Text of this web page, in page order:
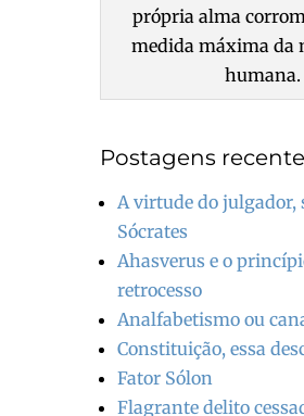
própria alma
medida máxima da
humana.
Postagens
A virtude do julgador,
Sócrates
Ahasverus e o
retrocesso
Analfabetismo ou
Constituição, essa
Fator Sólon
Flagrante delito